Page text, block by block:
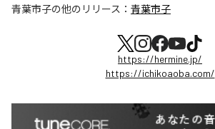
青葉市子の他のリリース： 青葉市子
https://hermine.jp/
https://ichikoaoba.com/